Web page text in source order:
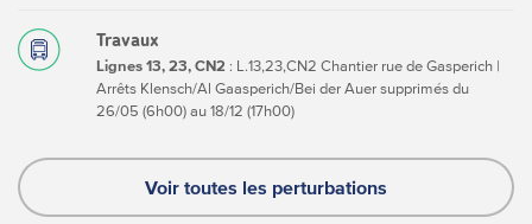
Travaux
Lignes 13, 23, CN2 : L.13,23,CN2 Chantier rue de Gasperich |
Arrêts Klensch/Al Gaasperich/Bei der Auer supprimés du
26/05 (6h00) au 18/12 (17h00)
Voir toutes les perturbations